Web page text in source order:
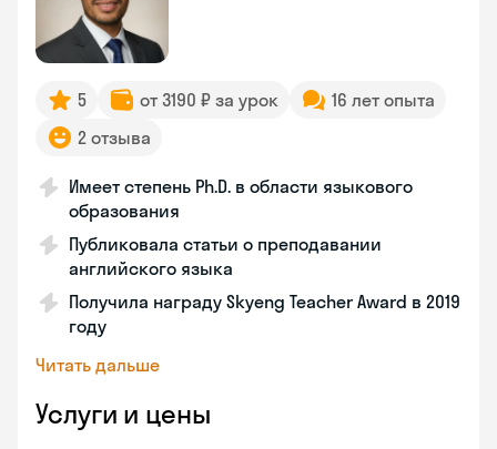
5 от 3190 ₽ за урок
16 лет опыта
2 отзыва
Имеет степень Ph.D. в области языкового
образования
Публиковала статьи о преподавании
английского языка
Получила награду Skyeng Teacher Award в 2019
году
Читать дальше
Услуги и цены